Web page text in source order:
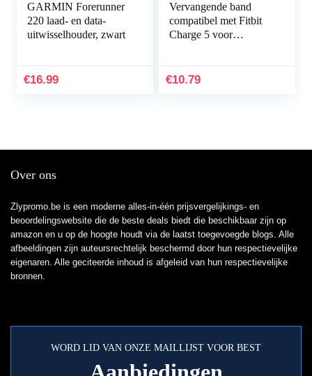
GARMIN Forerunner
220 laad- en data-
uitwisselhouder, zwart
€16.99
Vervangende band
compatibel met Fitbit
Charge 5 voor
elastische elastische
€10.79
Over ons
Zlypromo.be is een moderne alles-in-één prijsvergelijkings- en
beoordelingswebsite die de beste deals biedt die beschikbaar zijn op
amazon en u op de hoogte houdt via de laatst toegevoegde blogs. Alle
afbeeldingen zijn auteursrechtelijk beschermd door hun respectievelijke
eigenaren. Alle geciteerde inhoud is afgeleid van hun respectievelijke
bronnen.
WORD LID VAN ONZE MAILLIJST VOOR BEST